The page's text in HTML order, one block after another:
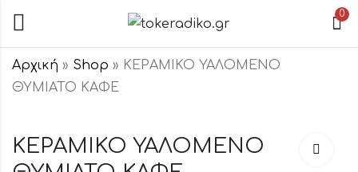
0
Αρχική » Shop » ΚΕΡΑΜΙΚΟ ΥΑΛΟΜΕΝΟ
ΘΥΜΙΑΤΟ ΚΑΦΕ
ΥΑΛΟΜΕΝΟ
ΘΥΜΙΑΤΟ
ΥΑΛΟΜΕΝΟ
ΘΥΜΙΑΤΟ
ΚΕΡΑΜΙΚΟ ΥΑΛΟΜΕΝΟ